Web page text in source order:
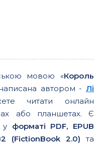
мовою «Король
автором -Лі
читати онлайн
або планшетах. Є
у форматі PDF, EPUB
(FictionBook 2.0) та